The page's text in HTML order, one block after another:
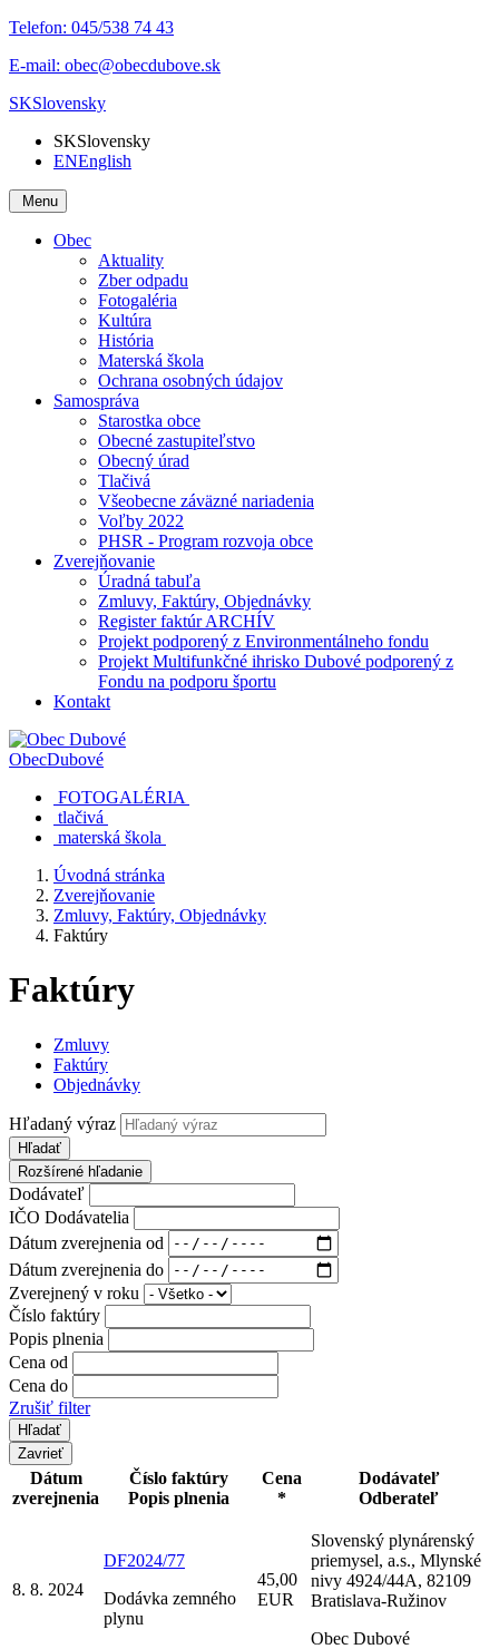
Telefon: 045/538 74 43
E-mail: obec@obecdubove.sk
SKSlovensky
SKSlovensky
ENEnglish
Menu
Obec
Aktuality
Zber odpadu
Fotogaléria
Kultúra
História
Materská škola
Ochrana osobných údajov
Samospráva
Starostka obce
Obecné zastupiteľstvo
Obecný úrad
Tlačivá
Všeobecne záväzné nariadenia
Voľby 2022
PHSR - Program rozvoja obce
Zverejňovanie
Úradná tabuľa
Zmluvy, Faktúry, Objednávky
Register faktúr ARCHÍV
Projekt podporený z Environmentálneho fondu
Projekt Multifunkčné ihrisko Dubové podporený z
Fondu na podporu športu
Kontakt
ObecDubové
FOTOGALÉRIA
tlačivá
materská škola
Úvodná stránka
Zverejňovanie
Zmluvy, Faktúry, Objednávky
Faktúry
Faktúry
Zmluvy
Faktúry
Objednávky
Hľadaný výraz
Hľadať
Rozšírené hľadanie
Dodávateľ
IČO Dodávatelia
Dátum zverejnenia od
Dátum zverejnenia do
Zverejnený v roku
Číslo faktúry
Popis plnenia
Cena od
Cena do
Zrušiť filter
Zavrieť
Dátum
zverejnenia
Číslo faktúry
Popis plnenia
Cena
*
Dodávateľ
Odberateľ
8. 8. 2024
DF2024/77
Dodávka zemného
plynu
45,00
EUR
Slovenský plynárenský
priemysel, a.s., Mlynské
nivy 4924/44A, 82109
Bratislava-Ružinov
Obec Dubové